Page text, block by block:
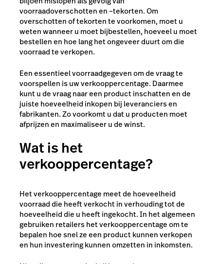
voorraadoverschotten en –tekorten. Om
overschotten of tekorten te voorkomen, moet u
weten wanneer u moet bijbestellen, hoeveel u moet
bestellen en hoe lang het ongeveer duurt om die
voorraad te verkopen.
Een essentieel voorraadgegeven om de vraag te
voorspellen is uw verkooppercentage. Daarmee
kunt u de vraag naar een product inschatten en de
juiste hoeveelheid inkopen bij leveranciers en
fabrikanten. Zo voorkomt u dat u producten moet
afprijzen en maximaliseer u de winst.
Wat is het
verkooppercentage?
Het verkooppercentage meet de hoeveelheid
voorraad die heeft verkocht in verhouding tot de
hoeveelheid die u heeft ingekocht. In het algemeen
gebruiken retailers het verkooppercentage om te
bepalen hoe snel ze een product kunnen verkopen
en hun investering kunnen omzetten in inkomsten.